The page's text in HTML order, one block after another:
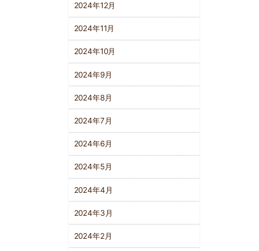
2024年12月
2024年11月
2024年10月
2024年9月
2024年8月
2024年7月
2024年6月
2024年5月
2024年4月
2024年3月
2024年2月